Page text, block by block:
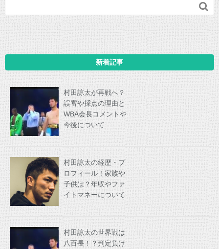

新着記事
村田諒太が再戦へ？
誤審や採点の理由と
WBA会長コメントや
今後について
村田諒太の経歴・プ
ロフィール！家族や
子供は？年収やファ
イトマネーについて
村田諒太の世界戦は
八百長！？判定負け